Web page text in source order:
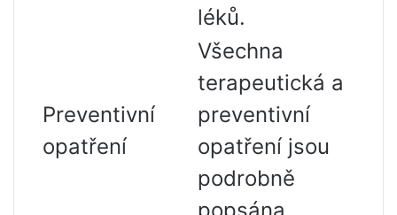
léků.
Preventivní
opatření
Všechna
terapeutická a
preventivní
opatření jsou
podrobně